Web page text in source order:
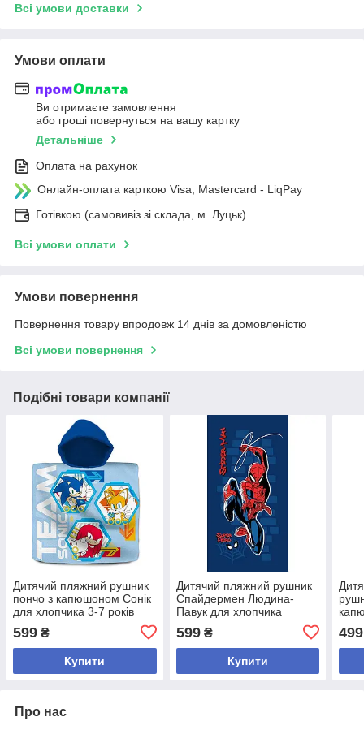
Всі умови доставки
Умови оплати
Ви отримаєте замовлення
або гроші повернуться на вашу картку
Детальніше
Оплата на рахунок
Онлайн-оплата карткою Visa, Mastercard - LiqPay
Готівкою (самовивіз зі склада, м. Луцьк)
Всі умови оплати
Умови повернення
Повернення товару впродовж 14 днів за домовленістю
Всі умови повернення
Подібні товари компанії
Дитячий пляжний рушник
пончо з капюшоном Сонік
для хлопчика 3-7 років
599 ₴
Купити
Дитячий пляжний рушник
Спайдермен Людина-
Павук для хлопчика
599₴
Купити
499
Про нас